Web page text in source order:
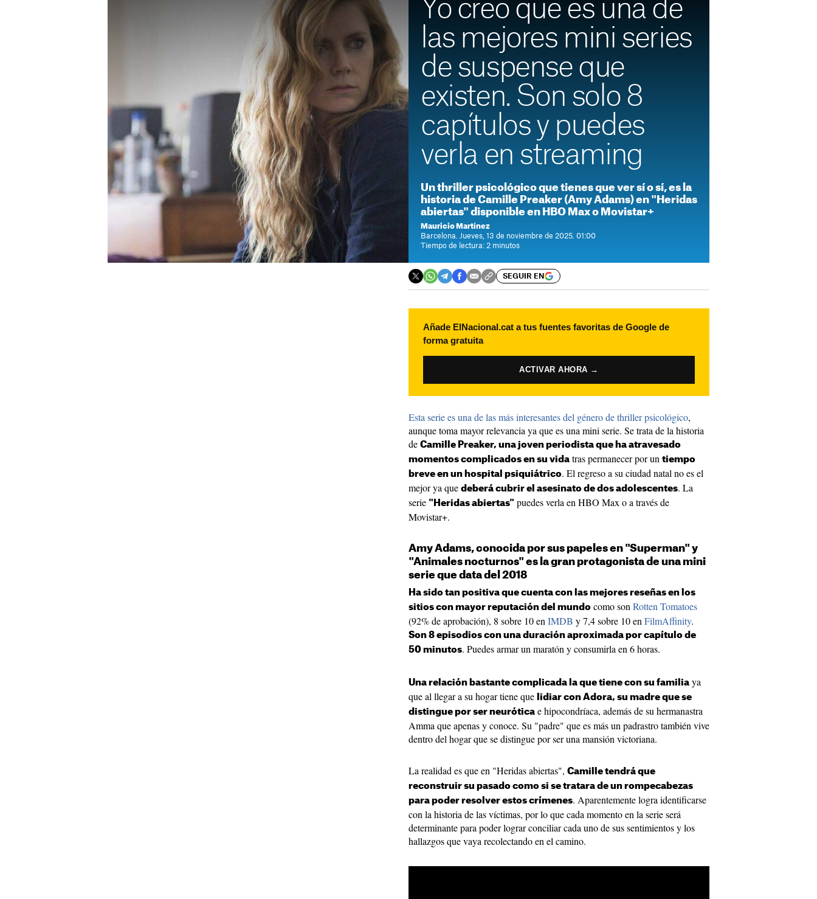
Yo creo que es una de
las mejores mini series
de suspense que
existen. Son solo 8
capítulos y puedes
verla en streaming
Un thriller psicológico que tienes que ver sí o sí, es la
historia de Camille Preaker (Amy Adams) en "Heridas
abiertas" disponible en HBO Max o Movistar+
Mauricio Martínez
Barcelona. Jueves, 13 de noviembre de 2025. 01:00
Tiempo de lectura: 2 minutos
SEGUIR EN
Añade ElNacional.cat a tus fuentes favoritas de Google de
forma gratuita
ACTIVAR AHORA →
Esta serie es una de las más interesantes del género de thriller psicológico,
aunque toma mayor relevancia ya que es una mini serie. Se trata de la historia
de Camille Preaker, una joven periodista que ha atravesado
momentos complicados en su vida tras permanecer por un tiempo
breve en un hospital psiquiátrico. El regreso a su ciudad natal no es el
mejor ya que deberá cubrir el asesinato de dos adolescentes. La
serie "Heridas abiertas" puedes verla en HBO Max o a través de
Movistar+.
Amy Adams, conocida por sus papeles en "Superman" y
"Animales nocturnos" es la gran protagonista de una mini
serie que data del 2018
Ha sido tan positiva que cuenta con las mejores reseñas en los
sitios con mayor reputación del mundo como son Rotten Tomatoes
(92% de aprobación), 8 sobre 10 en IMDB y 7,4 sobre 10 en FilmAffinity.
Son 8 episodios con una duración aproximada por capítulo de
50 minutos. Puedes armar un maratón y consumirla en 6 horas.
Una relación bastante complicada la que tiene con su familia ya
que al llegar a su hogar tiene que lidiar con Adora, su madre que se
distingue por ser neurótica e hipocondríaca, además de su hermanastra
Amma que apenas y conoce. Su "padre" que es más un padrastro también vive
dentro del hogar que se distingue por ser una mansión victoriana.
La realidad es que en "Heridas abiertas", Camille tendrá que
reconstruir su pasado como si se tratara de un rompecabezas
para poder resolver estos crímenes. Aparentemente logra identificarse
con la historia de las víctimas, por lo que cada momento en la serie será
determinante para poder lograr conciliar cada uno de sus sentimientos y los
hallazgos que vaya recolectando en el camino.